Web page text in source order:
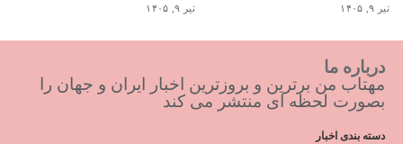
تیر ۹, ۱۴۰۵ تیر ۹, ۱۴۰۵
درباره ما
مهتاب من برترین و بروزترین اخبار ایران و جهان را
بصورت لحظه ای منتشر می کند
دسته بندی اخبار